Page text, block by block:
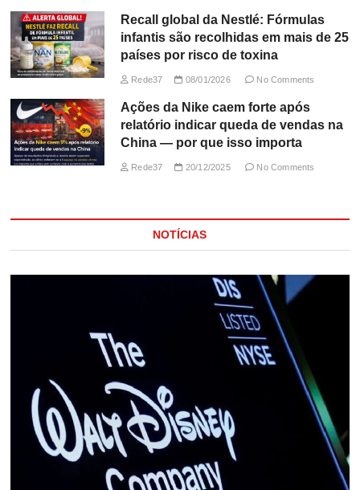
Recall global da Nestlé: Fórmulas
infantis são recolhidas em mais de 25
países por risco de toxina
Rede37 08/01/2026 No Comments
Ações da Nike caem forte após
relatório indicar queda de vendas na
China — por que isso importa
Rede37 20/12/2025 No Comments
NOTÍCIAS